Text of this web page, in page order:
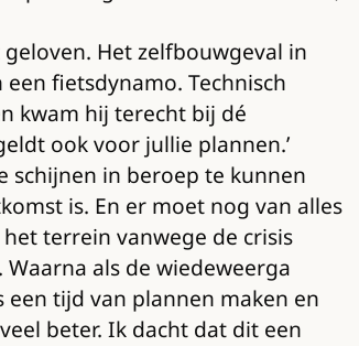
geloven. Het zelfbouwgeval in
fietsdynamo. Technisch
kwam hij terecht bij dé
ook voor jullie plannen.’
schijnen in beroep te kunnen
is. En er moet nog van alles
terrein vanwege de crisis
als de wiedeweerga
een tijd van plannen maken en
beter. Ik dacht dat dit een